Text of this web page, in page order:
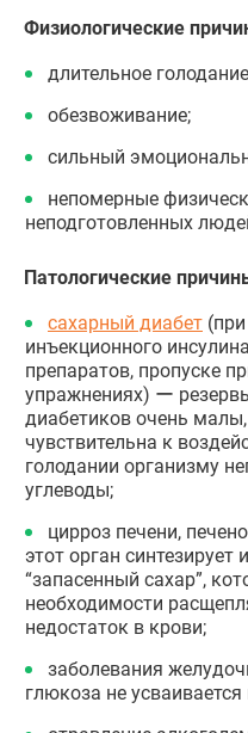
Физиологические
длительное
обезвоживание;
сильный
непомерные
неподготовленных
Патологические
сахарный диабет
инъекционного
препаратов, пропуске
упражнениях) ー
диабетиков очень
чувствительна к
голодании организму
углеводы;
цирроз печени,
этот орган синтезирует
“запасенный сахар”,
необходимости
недостаток в крови;
заболевания
глюкоза не